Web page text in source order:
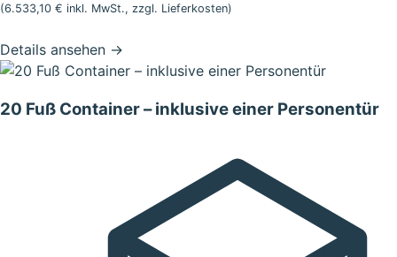
(6.533,10 € inkl. MwSt., zzgl. Lieferkosten)
Details ansehen →
20 Fuß Container – inklusive einer Personentür